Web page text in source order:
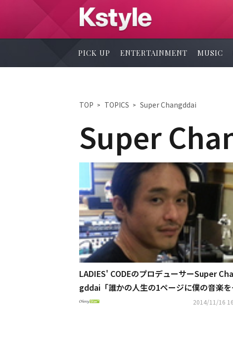
PICK UP ENTERTAINMENT MUSIC
TOP TOPICS Super Changddai
Super
LADIES' CODEのプロデューサーSuper
gddai「誰かの人生の1ページに僕の音楽
みたい…天国にいる妹たちも喜ぶだろう」
2014/11/16